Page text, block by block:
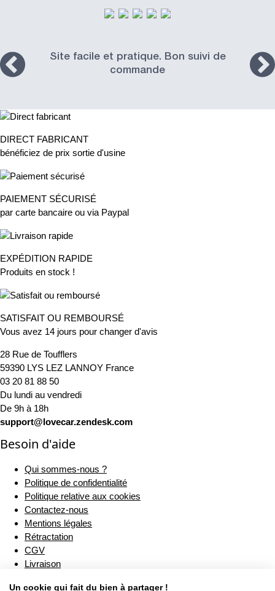
Site facile et pratique. Bon suivi de
commande
DIRECT FABRICANT
bénéficiez de prix sortie d'usine
PAIEMENT SÉCURISÉ
par carte bancaire ou via Paypal
EXPÉDITION RAPIDE
Produits en stock !
SATISFAIT OU REMBOURSÉ
Vous avez 14 jours pour changer d'avis
28 Rue de Toufflers
59390 LYS LEZ LANNOY France
03 20 81 88 50
Du lundi au vendredi
De 9h à 18h
support@lovecar.zendesk.com
Besoin d'aide
Qui sommes-nous ?
Politique de confidentialité
Politique relative aux cookies
Contactez-nous
Mentions légales
Rétractation
CGV
Livraison
Un cookie qui fait du bien à partager !